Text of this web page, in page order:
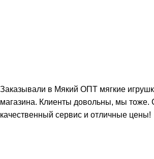
Заказывали в Мякий ОПТ мягкие
магазина. Клиенты довольны, мы тоже.
качественный сервис и отличные цены!